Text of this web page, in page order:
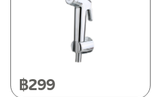
฿299